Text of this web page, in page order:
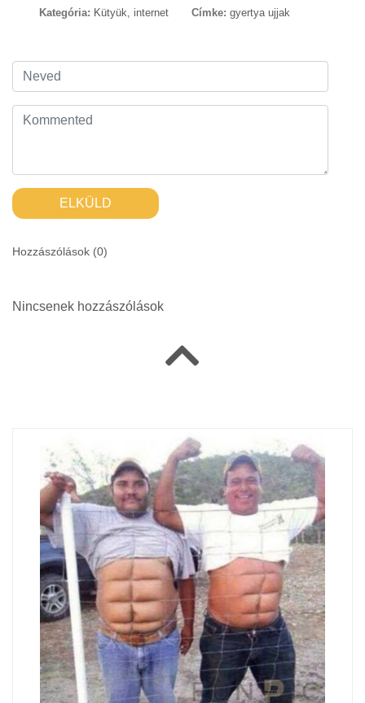
Kategória: Kütyük, internet Címke: gyertya ujjak
ELKÜLD
Hozzászólások (0)
Nincsenek hozzászólások